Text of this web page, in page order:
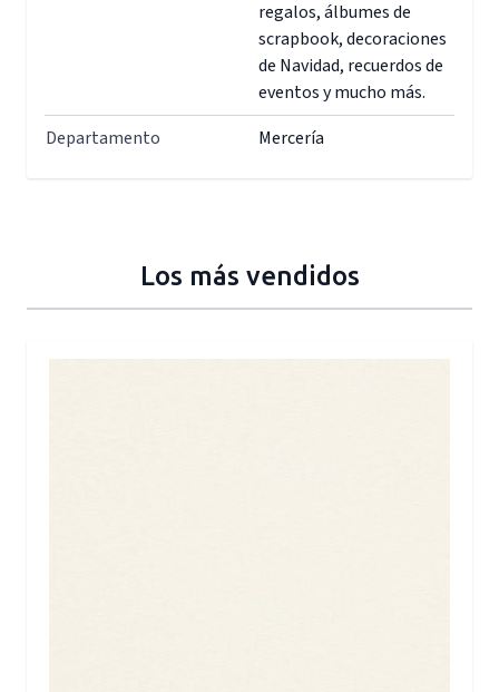
regalos, álbumes de
scrapbook, decoraciones
de Navidad, recuerdos de
eventos y mucho más.
Departamento
Mercería
Los más vendidos